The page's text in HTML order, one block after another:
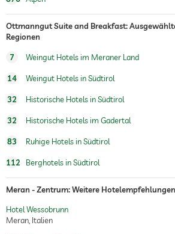
Ottmanngut Suite and Breakfast:
Regionen
7 Weingut Hotels im Meraner Land
14 Weingut Hotels in Südtirol
32 Historische Hotels in Südtirol
32 Historische Hotels im Gadertal
83 Ruhige Hotels in Südtirol
112 Berghotels in Südtirol
Meran - Zentrum: Weitere Hotelempfehlungen
Hotel Wessobrunn
Meran, Italien